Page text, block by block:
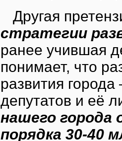
Другая
стратегии
ранее учившая
понимает, что
развития города
депутатов и её
нашего города
порядка 30-40